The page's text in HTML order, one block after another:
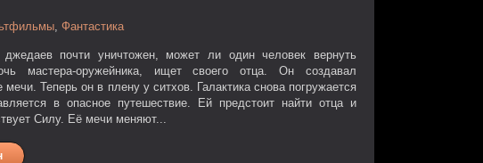
, Фантастика
почти уничтожен, может ли один человек вернуть
мастера-оружейника, ищет своего отца. Он создавал
Теперь он в плену у ситхов. Галактика снова погружается
в опасное путешествие. Ей предстоит найти отца и
Силу. Её мечи меняют...